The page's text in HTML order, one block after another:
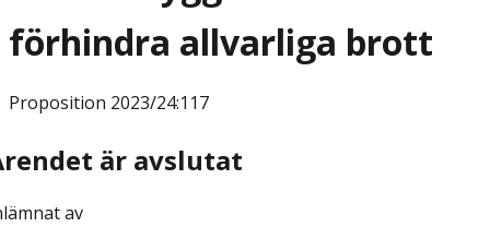
förhindra allvarliga brott
Proposition 2023/24:117
är avslutat
av